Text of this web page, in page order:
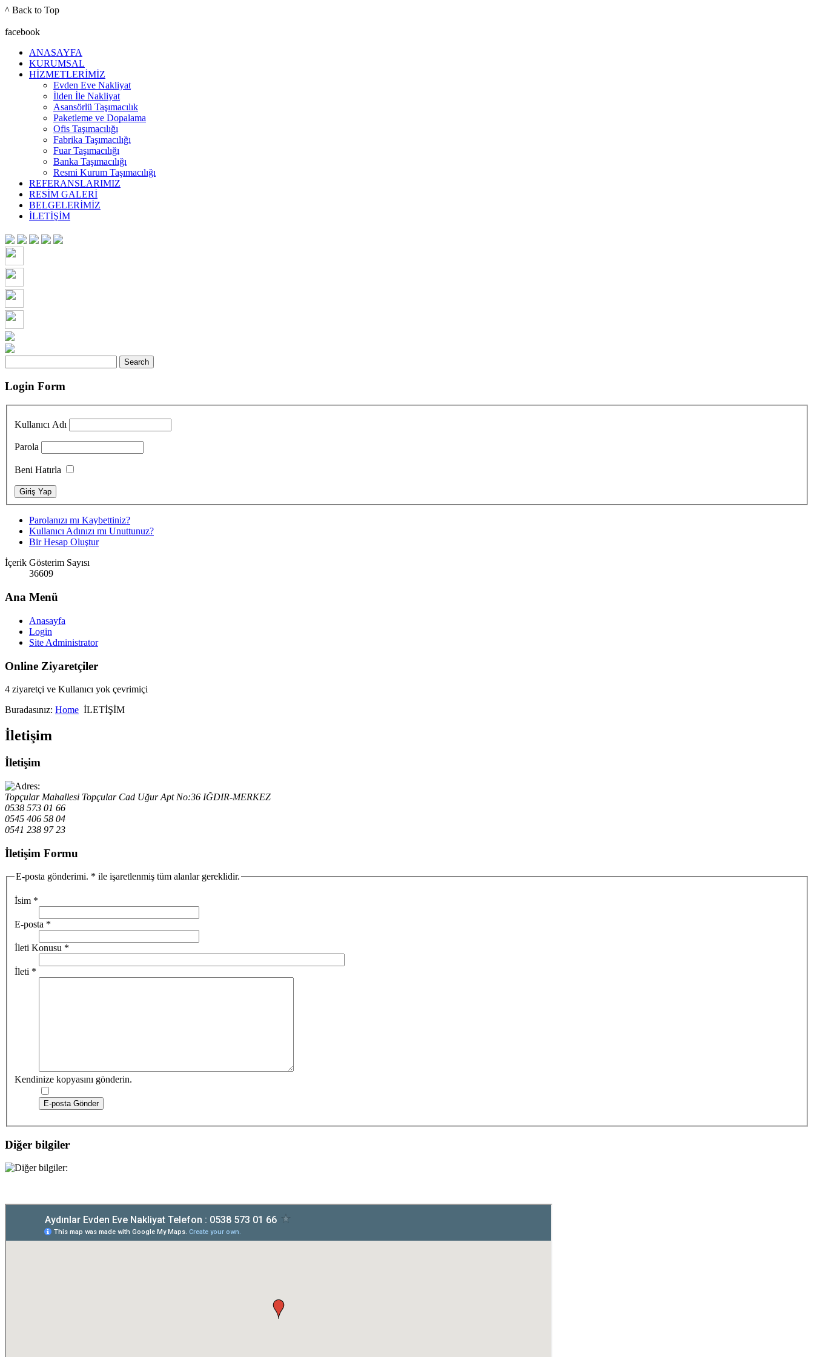
^ Back to Top
facebook
ANASAYFA
KURUMSAL
HİZMETLERİMİZ
Evden Eve Nakliyat
İlden İle Nakliyat
Asansörlü Taşımacılık
Paketleme ve Dopalama
Ofis Taşımacılığı
Fabrika Taşımacılığı
Fuar Taşımacılığı
Banka Taşımacılığı
Resmi Kurum Taşımacılığı
REFERANSLARIMIZ
RESİM GALERİ
BELGELERİMİZ
İLETİŞİM
Login Form
Kullanıcı Adı
Parola
Beni Hatırla
Parolanızı mı Kaybettiniz?
Kullanıcı Adınızı mı Unuttunuz?
Bir Hesap Oluştur
İçerik Gösterim Sayısı
36609
Ana Menü
Anasayfa
Login
Site Administrator
Online Ziyaretçiler
4 ziyaretçi ve Kullanıcı yok çevrimiçi
Buradasınız: Home İLETİŞİM
İletişim
İletişim
Topçular Mahallesi Topçular Cad Uğur Apt No:36 IĞDIR-MERKEZ
0538 573 01 66
0545 406 58 04
0541 238 97 23
İletişim Formu
E-posta gönderimi. * ile işaretlenmiş tüm alanlar gereklidir.
İsim *
E-posta *
İleti Konusu *
İleti *
Kendinize kopyasını gönderin.
E-posta Gönder
Diğer bilgiler